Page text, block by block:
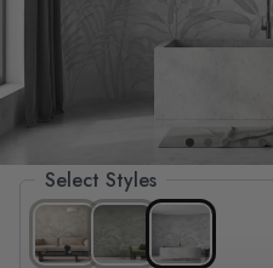
Select Styles